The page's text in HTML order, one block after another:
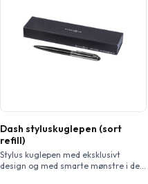
Dash styluskuglepen (sort
refill)
Stylus kuglepen med eksklusivt
design og med smarte mønstre i den